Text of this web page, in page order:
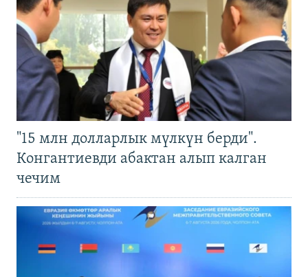
"15 млн долларлык мүлкүн берди".
Конгантиевди абактан алып калган
чечим